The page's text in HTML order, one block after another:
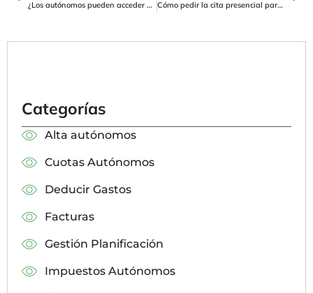
¿Los autónomos pueden acceder a formación bonificada? Cómo pedir la cita presencial para hacer la Renta en 2025
Categorías
Alta autónomos
Cuotas Autónomos
Deducir Gastos
Facturas
Gestión Planificación
Impuestos Autónomos